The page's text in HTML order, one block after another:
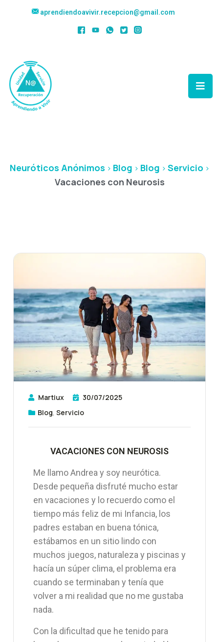
aprendiendoavivir.recepcion@gmail.com
Neuróticos Anónimos > Blog > Blog > Servicio >
Vacaciones con Neurosis
Martiux
30/07/2025
Blog, Servicio
VACACIONES CON NEUROSIS
Me llamo Andrea y soy neurótica.
Desde pequeña disfruté mucho estar
en vacaciones y lo recuerdo como el
tiempo más feliz de mi Infancia, los
padres estaban en buena tónica,
estábamos en un sitio lindo con
muchos juegos, naturaleza y piscinas y
hacía un súper clima, el problema era
cuando se terminaban y tenía que
volver a mi realidad que no me gustaba
nada.
Con la dificultad que he tenido para